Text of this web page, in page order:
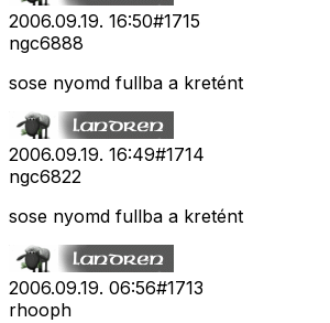
2006.09.19. 16:50#1715
ngc6888
sose nyomd fullba a kretént
2006.09.19. 16:49#1714
ngc6822
sose nyomd fullba a kretént
2006.09.19. 06:56#1713
rhooph